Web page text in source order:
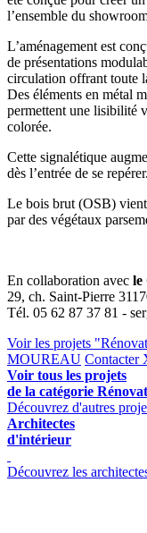
l’ensemble du
L’aménagement est
de présentations
circulation offrant toute
Des éléments en métal
permettent une lisibilité
colorée.
Cette signalétique
dès l’entrée de se repérer.
Le bois brut (OSB)
par des végétaux
En collaboration avec le
29, ch. Saint-Pierre
Tél. 05 62 87 37 81 -
Voir les projets
MOUREAU Contacter
Voir tous les projets
de la catégorie
Découvrez d'autres
Architectes
d'intérieur
Découvrez les